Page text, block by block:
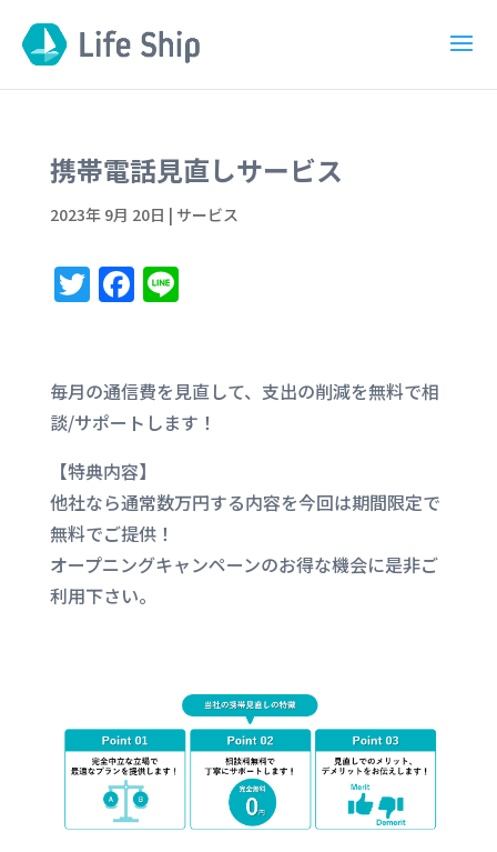
携帯電話見直しサービス
2023年 9月 20日 | サービス
T
w
te
r
F
a
e
b
o
o
k
Li
毎月の通信費を見直して、 支出の削減を無料で相
談/サポートします！
【特典内容】
他社なら通常数万円する内容を今回は期間限定で
無料でご提供！
オープニングキャンペーンのお得な機会に是非ご
利用下さい。